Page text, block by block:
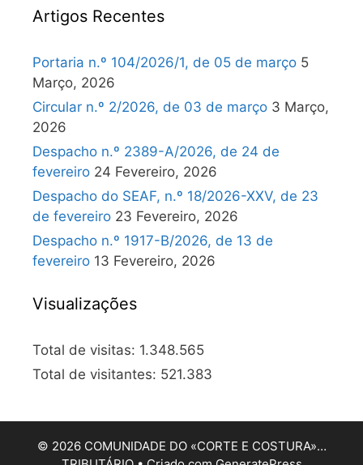
Artigos Recentes
Portaria n.º 104/2026/1, de 05 de março 5
Março, 2026
Circular n.º 2/2026, de 03 de março 3 Março,
2026
Despacho n.º 2389-A/2026, de 24 de
fevereiro 24 Fevereiro, 2026
Despacho do SEAF, n.º 18/2026-XXV, de 23
de fevereiro 23 Fevereiro, 2026
Despacho n.º 1917-B/2026, de 13 de
fevereiro 13 Fevereiro, 2026
Visualizações
Total de visitas: 1.348.565
Total de visitantes: 521.383
© 2026 COMUNIDADE DO «CORTE E COSTURA»…